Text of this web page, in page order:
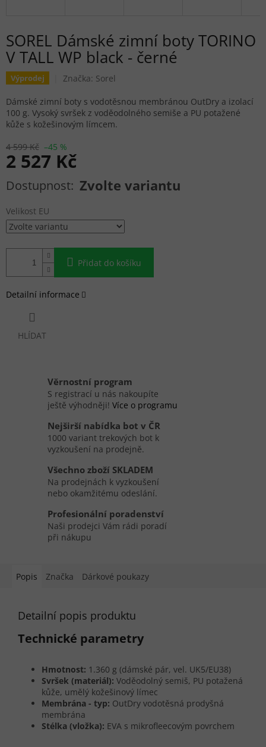
SOREL Dámské zimní boty TORINO
V TALL WP black - černé
Výprodej Značka: Sorel
4 599 Kč –45 %
2 527 Kč
Měrná cena: Zvolte variantu
Velikost EU
Přidat do košíku
Dámské zimní boty s vodotěsnou membránou OutDry a izolací
100 g. Vysoký svršek z voděodolného semiše a PU potažené
kůže s kožešinovým límcem.
Detailní informace
HLÍDAT
Věrnostní program
S registrací u nás nakoupíte
ještě výhodněji! Více o programu
Nejširší nabídka bot v ČR
1000 variant trekových bot k
vyzkoušení na prodejně.
Všechno zboží SKLADEM
Na prodejnách k vyzkoušení
nebo okamžitému odeslání.
Profesionální poradenství
Naši prodejci Vám rádi poradí
při nákupu
Popis Značka Dárkové poukazy
Detailní popis produktu
Technické parametry
Hmotnost: 1.360 g (dámské pár, vel. UK5/EU38)
Svršek (materiál): Voděodolný semiš, PU potažená
kůže, umělý kožešinový límec
Membrána - typ: OutDry vodotěsná prodyšná
membrána
Stélka (vložka): EVA s mikrofleecovým povrchem